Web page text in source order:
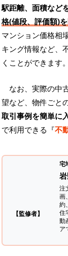
駅距離、面積など
格(値段、評価額)
マンション価格相
キング情報など、
くことができます。
なお、実際の中
望など、物件ごと
取引事例を簡単に
で利用できる『不
【監修者】
宅
注
画
約
住
動
ア